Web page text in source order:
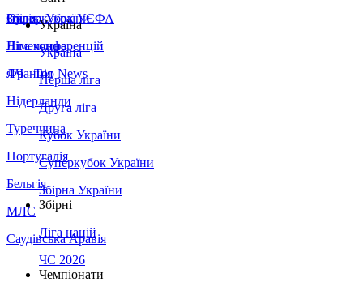
Збірна України
Італія
Німеччина
Франція
Нідерланди
Туреччина
Португалія
Бельгія
МЛС
Саудівська Аравія
Суперкубок УЄФА
Ліга конференцій
ЛЧ - Top News
Україна
Україна
Перша ліга
Друга ліга
Кубок України
Суперкубок України
Збірна України
Збірні
Ліга націй
ЧС 2026
Чемпіонати